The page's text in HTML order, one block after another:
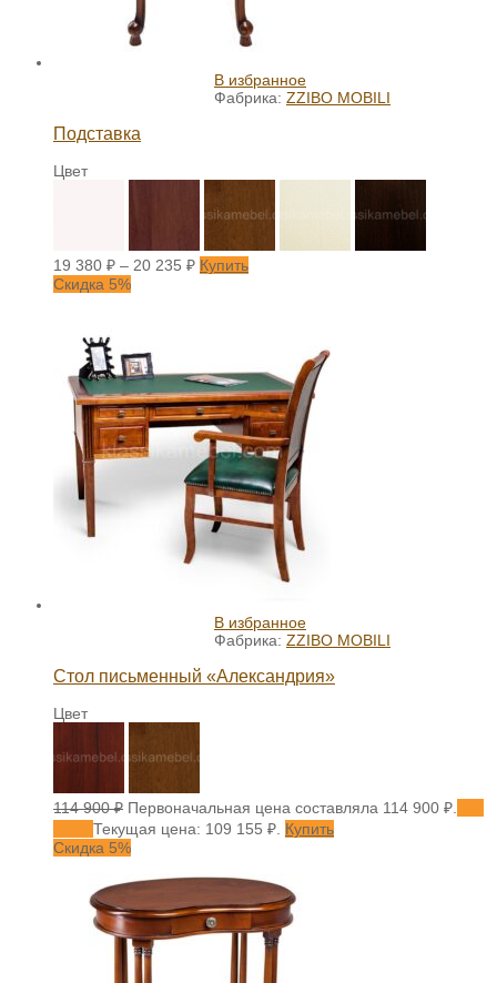
В избранное
Фабрика: ZZIBO MOBILI
Подставка
Цвет
19 380 ₽ – 20 235 ₽ Купить
Скидка 5%
В избранное
Фабрика: ZZIBO MOBILI
Стол письменный «Александрия»
Цвет
114 900₽ Первоначальная цена составляла 114 900 ₽.
Текущая цена: 109 155 ₽. Купить
Скидка 5%